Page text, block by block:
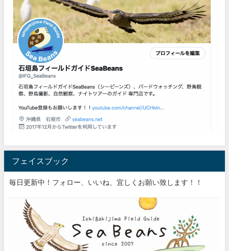
フェイスブック
毎日更新中！フォロー、いいね、宜しくお願い致します！！